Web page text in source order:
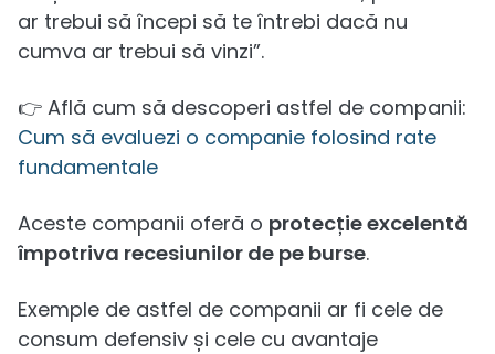
ar trebui să începi să te întrebi dacă nu
cumva ar trebui să vinzi”.
👉 Află cum să descoperi astfel de companii:
Cum să evaluezi o companie folosind rate
fundamentale
Aceste companii oferă o protecție excelentă
împotriva recesiunilor de pe burse.
Exemple de astfel de companii ar fi cele de
consum defensiv și cele cu avantaje